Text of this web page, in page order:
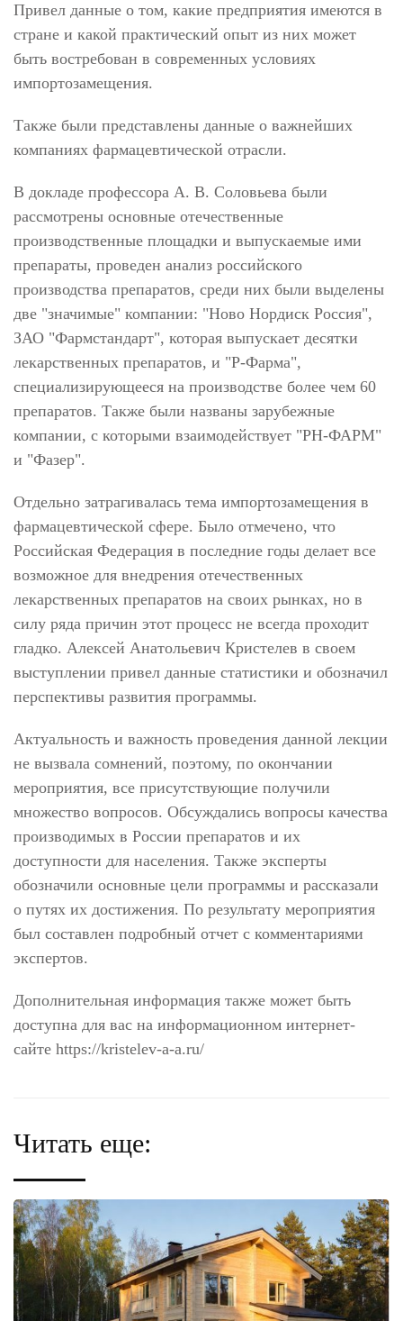
Привел данные о том, какие предприятия имеются в
стране и какой практический опыт из них может
быть востребован в современных условиях
импортозамещения.
Также были представлены данные о важнейших
компаниях фармацевтической отрасли.
В докладе профессора А. В. Соловьева были
рассмотрены основные отечественные
производственные площадки и выпускаемые ими
препараты, проведен анализ российского
производства препаратов, среди них были выделены
две "значимые" компании: "Ново Нордиск Россия",
ЗАО "Фармстандарт", которая выпускает десятки
лекарственных препаратов, и "Р-Фарма",
специализирующееся на производстве более чем 60
препаратов. Также были названы зарубежные
компании, с которыми взаимодействует "РН-ФАРМ"
и "Фазер".
Отдельно затрагивалась тема импортозамещения в
фармацевтической сфере. Было отмечено, что
Российская Федерация в последние годы делает все
возможное для внедрения отечественных
лекарственных препаратов на своих рынках, но в
силу ряда причин этот процесс не всегда проходит
гладко. Алексей Анатольевич Кристелев в своем
выступлении привел данные статистики и обозначил
перспективы развития программы.
Актуальность и важность проведения данной лекции
не вызвала сомнений, поэтому, по окончании
мероприятия, все присутствующие получили
множество вопросов. Обсуждались вопросы качества
производимых в России препаратов и их
доступности для населения. Также эксперты
обозначили основные цели программы и рассказали
о путях их достижения. По результату мероприятия
был составлен подробный отчет с комментариями
экспертов.
Дополнительная информация также может быть
доступна для вас на информационном интернет-
сайте https://kristelev-a-a.ru/
Читать еще: